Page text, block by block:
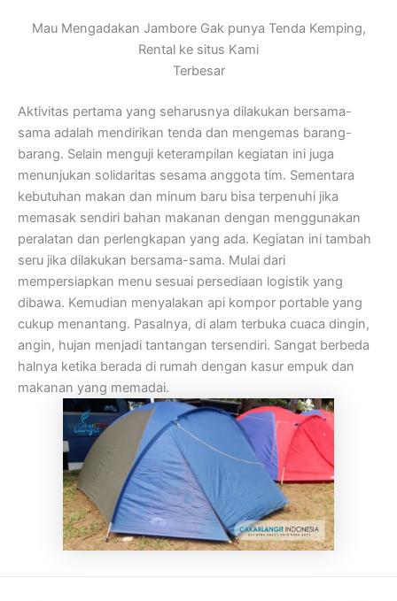
Mau Mengadakan Jambore Gak punya Tenda Kemping,
Rental ke situs Kami
Terbesar
Aktivitas pertama yang seharusnya dilakukan bersama-
sama adalah mendirikan tenda dan mengemas barang-
barang. Selain menguji keterampilan kegiatan ini juga
menunjukan solidaritas sesama anggota tim. Sementara
kebutuhan makan dan minum baru bisa terpenuhi jika
memasak sendiri bahan makanan dengan menggunakan
peralatan dan perlengkapan yang ada. Kegiatan ini tambah
seru jika dilakukan bersama-sama. Mulai dari
mempersiapkan menu sesuai persediaan logistik yang
dibawa. Kemudian menyalakan api kompor portable yang
cukup menantang. Pasalnya, di alam terbuka cuaca dingin,
angin, hujan menjadi tantangan tersendiri. Sangat berbeda
halnya ketika berada di rumah dengan kasur empuk dan
makanan yang memadai.